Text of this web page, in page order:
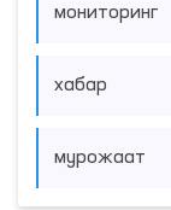
мониторинг
хабар
мурожаат